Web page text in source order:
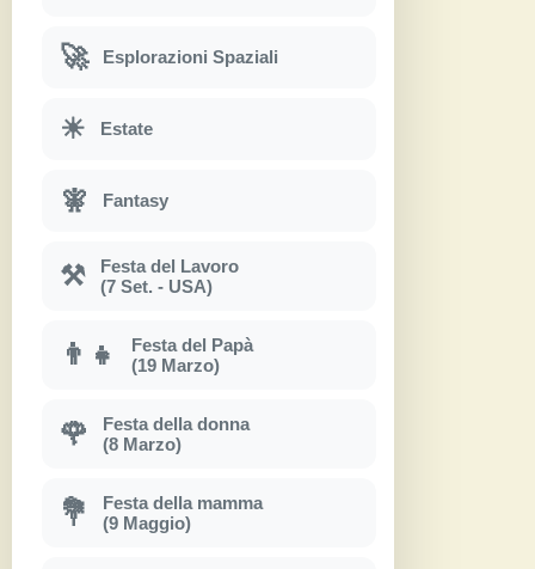
🚀 Esplorazioni Spaziali
☀ Estate
🧚 Fantasy
⚒
Festa del Lavoro
(7 Set. - USA)
👨‍👧
Festa del Papà
(19 Marzo)
🌹
Festa della donna
(8 Marzo)
💐
Festa della mamma
(9 Maggio)